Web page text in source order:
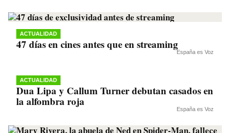
ACTUALIDAD
47 días en cines antes que en streaming
España es Voz
ACTUALIDAD
Dua Lipa y Callum Turner debutan casados en
la alfombra roja
España es Voz